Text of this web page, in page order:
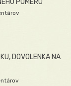
DOVOLENKA NA